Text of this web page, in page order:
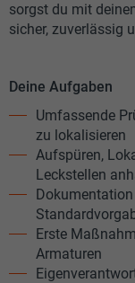
sorgst du mit
sicher, zuverlässig
Deine Aufgaben
Umfassende
zu lokalisieren
Aufspüren,
Leckstellen
Erste
Armaturen